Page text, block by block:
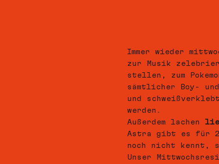
Immer wieder
zur Musik
stellen, zum
sämtlicher Boy-
und
werden.
Außerdem lachen
Astra gibt es für
noch nicht
Unser